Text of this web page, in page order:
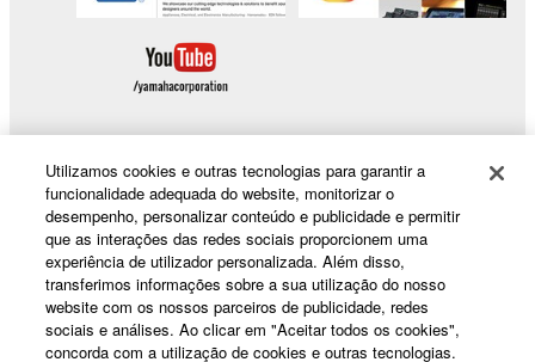
Products & Solutions
News
Utilizamos cookies e outras tecnologias para garantir a
funcionalidade adequada do website, monitorizar o
desempenho, personalizar conteúdo e publicidade e permitir
que as interações das redes sociais proporcionem uma
experiência de utilizador personalizada. Além disso,
transferimos informações sobre a sua utilização do nosso
website com os nossos parceiros de publicidade, redes
sociais e análises. Ao clicar em "Aceitar todos os cookies",
concorda com a utilização de cookies e outras tecnologias.